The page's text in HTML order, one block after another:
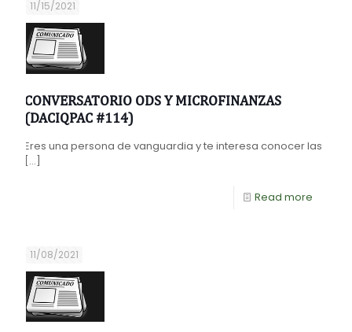
11/15/2021
CONVERSATORIO ODS Y MICROFINANZAS
(DACIQPAC #114)
Eres una persona de vanguardia y te interesa conocer las
[…]
Read more
11/08/2021